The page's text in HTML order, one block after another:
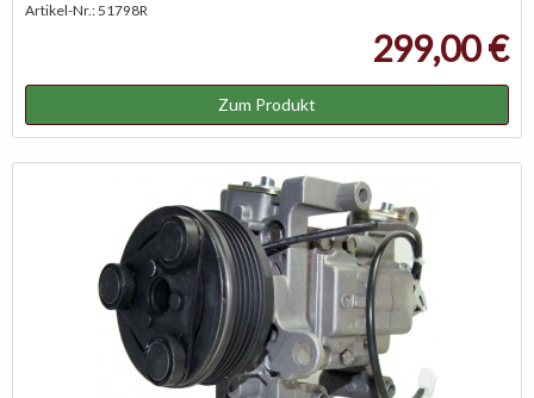
Artikel-Nr.: 51798R
299,00 €
Zum Produkt